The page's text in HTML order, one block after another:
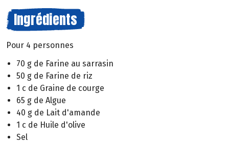
Ingrédients
Pour 4 personnes
70 g de Farine au sarrasin
50 g de Farine de riz
1 c de Graine de courge
65 g de Algue
40 g de Lait d'amande
1 c de Huile d'olive
Sel